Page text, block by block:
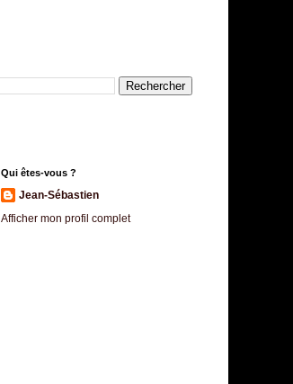
Qui êtes-vous ?
Jean-Sébastien
Afficher mon profil complet